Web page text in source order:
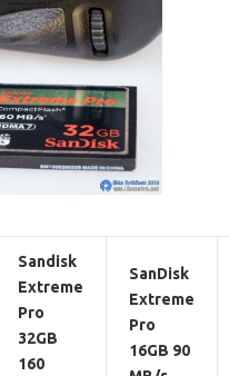
Sandisk
Extreme
Pro
32GB
160
SanDisk
Extreme
Pro
16GB 90